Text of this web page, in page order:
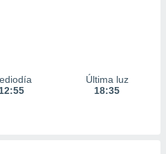
12:55
Última luz
18:35